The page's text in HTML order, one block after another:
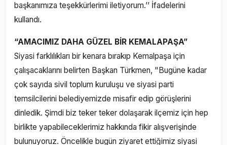
başkanımıza teşekkürlerimi iletiyorum.’’ İfadelerini
kullandı.
“AMACIMIZ DAHA GÜZEL BİR KEMALAPAŞA”
Siyasi farklılıkları bir kenara bırakıp Kemalpaşa için
çalışacaklarını belirten Başkan Türkmen, "Bugüne kadar
çok sayıda sivil toplum kuruluşu ve siyasi parti
temsilcilerini belediyemizde misafir edip görüşlerini
dinledik. Şimdi biz teker teker dolaşarak ilçemiz için hep
birlikte yapabileceklerimiz hakkında fikir alışverişinde
bulunuyoruz. Öncelikle bugün ziyaret ettiğimiz siyasi